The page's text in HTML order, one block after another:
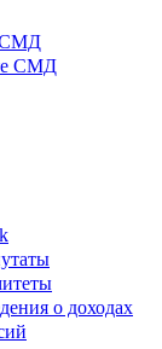
СМД
СМД
о доходах